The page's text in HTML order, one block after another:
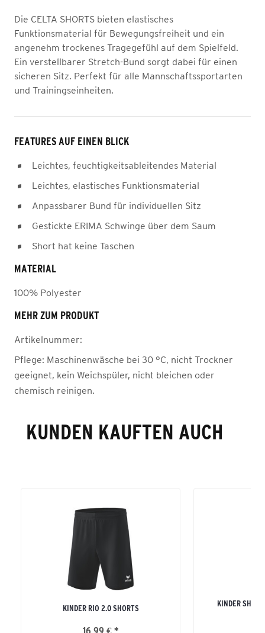
Die CELTA SHORTS bieten elastisches
Funktionsmaterial für Bewegungsfreiheit und ein
angenehm trockenes Tragegefühl auf dem Spielfeld.
Ein verstellbarer Stretch-Bund sorgt dabei für einen
sicheren Sitz. Perfekt für alle Mannschaftssportarten
und Trainingseinheiten.
FEATURES AUF EINEN BLICK
Leichtes, feuchtigkeitsableitendes Material
Leichtes, elastisches Funktionsmaterial
Anpassbarer Bund für individuellen Sitz
Gestickte ERIMA Schwinge über dem Saum
Short hat keine Taschen
MATERIAL
100% Polyester
MEHR ZUM PRODUKT
Artikelnummer:
Pflege: Maschinenwäsche bei 30 °C, nicht Trockner
geeignet, kein Weichspüler, nicht bleichen oder
chemisch reinigen.
KUNDEN KAUFTEN AUCH
KINDER RIO 2.0 SHORTS
16,99 € *
KINDER